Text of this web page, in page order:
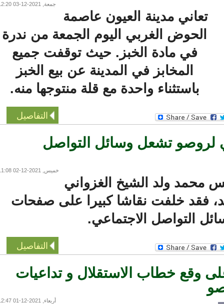
جمعة, 2021-12-03 12:20
تعاني مدينة العيون عاصمة
الحوض الغربي اليوم الجمعة من ندرة
في مادة الخبز. حيث توقفت جميع
المخابز في المدينة عن بيع الخبز
باستثناء واحدة مع قلة منتوجها منه.
التفاصيل
لروصو تشعل وسائل التواصل
خميس, 2021-12-02 11:08
محمد ولد الشيخ الغزواني
فقد خلفت نقاشا كبيرا على صفحات
التواصل الاجتماعي.
التفاصيل
وقع خطاب الاستقلال و تداعيات
أربعاء, 2021-12-01 12:47